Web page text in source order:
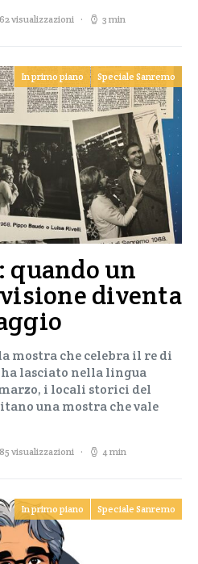
visualizzazioni 3 min
In primo piano Speciale Sanremo
quando un
diventa
mostra che celebra il re di
ha lasciato nella lingua
i locali storici del
una mostra che vale
visualizzazioni 4 min
In primo piano Speciale Sanremo